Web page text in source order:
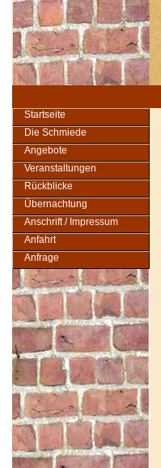
Startseite
Die Schmiede
Angebote
Veranstaltungen
Rückblicke
Übernachtung
Anschrift / Impressum
Anfahrt
Anfrage